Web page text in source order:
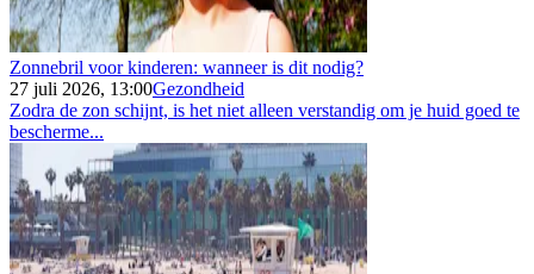
Zonnebril voor kinderen: wanneer is dit nodig?
27 juli 2026, 13:00Gezondheid
Zodra de zon schijnt, is het niet alleen verstandig om je huid goed te
bescherme...